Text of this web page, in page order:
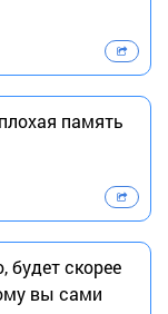
память
будет скорее
вы сами